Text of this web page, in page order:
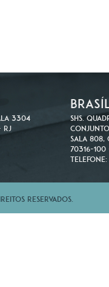
3304
RJ
SHS.
Sala
70316-
Telefone:
reservados.